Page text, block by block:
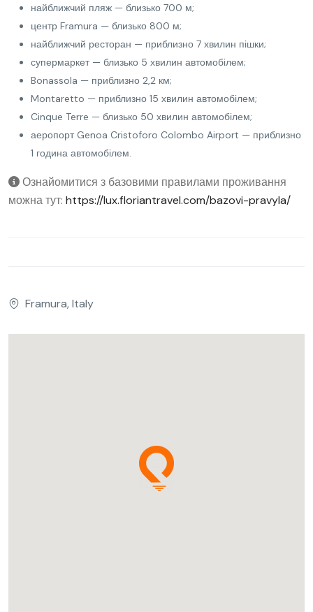
найближчий пляж — близько 700 м;
центр Framura — близько 800 м;
найближчий ресторан — приблизно 7 хвилин пішки;
супермаркет — близько 5 хвилин автомобілем;
Bonassola — приблизно 2,2 км;
Montaretto — приблизно 15 хвилин автомобілем;
Cinque Terre — близько 50 хвилин автомобілем;
аеропорт Genoa Cristoforo Colombo Airport — приблизно
1 година автомобілем.
Ознайомитися з базовими правилами проживання
можна тут: https://lux.floriantravel.com/bazovi-pravyla/
Framura, Italy